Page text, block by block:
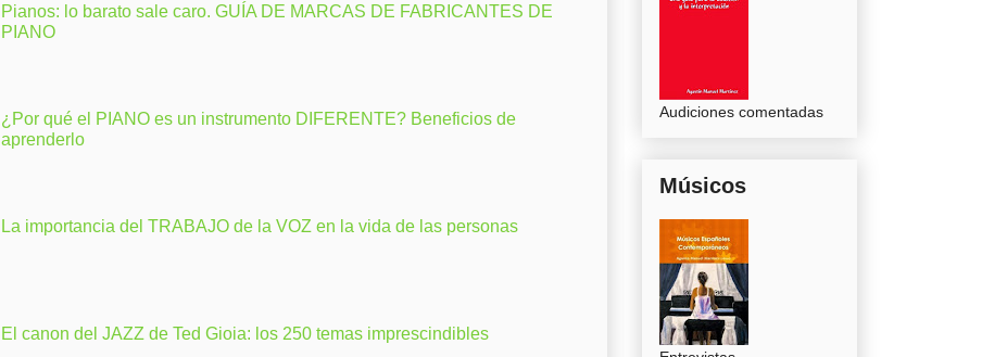
Pianos: lo barato sale caro. GUÍA DE MARCAS DE FABRICANTES DE
PIANO
¿Por qué el PIANO es un instrumento DIFERENTE? Beneficios de
aprenderlo
La importancia del TRABAJO de la VOZ en la vida de las personas
El canon del JAZZ de Ted Gioia: los 250 temas imprescindibles
Audiciones comentadas
Músicos